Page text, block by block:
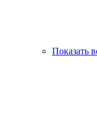
Показать